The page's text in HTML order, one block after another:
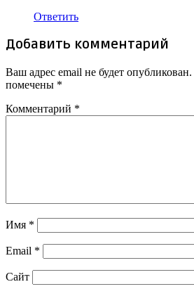
Ответить
Добавить комментарий
Ваш адрес email не будет опубликован.
помечены *
Комментарий *
Имя *
Email *
Сайт